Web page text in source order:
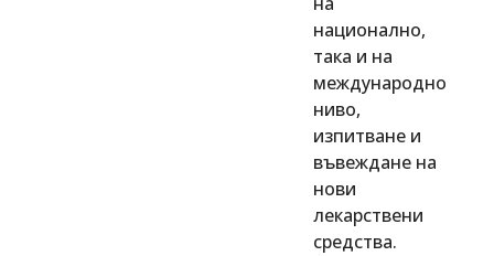
национално,
така и на
международно
ниво,
изпитване и
въвеждане на
нови
лекарствени
средства.